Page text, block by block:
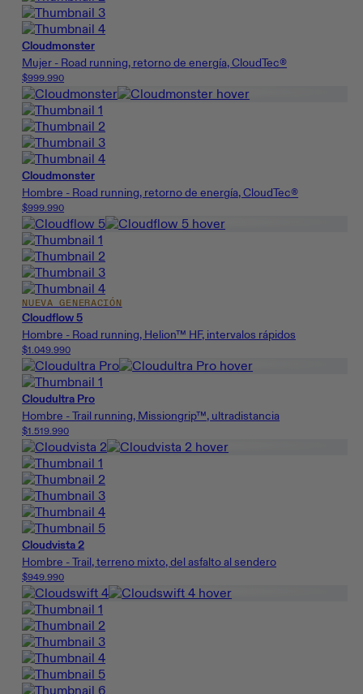
Cloudmonster
Mujer - Road running, retorno de energía, CloudTec®
$999.990
Cloudmonster
Hombre - Road running, retorno de energía, CloudTec®
$999.990
NUEVA GENERACIÓN
Cloudflow 5
Hombre - Road running, Helion™ HF, intervalos rápidos
$1.049.990
Cloudultra Pro
Hombre - Trail running, Missiongrip™, ultradistancia
$1.519.990
Cloudvista 2
Hombre - Trail, terreno mixto, del asfalto al sendero
$949.990